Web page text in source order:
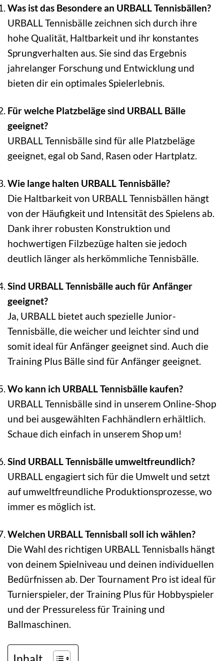
Was ist das Besondere an URBALL Tennisbällen?
URBALL Tennisbälle zeichnen sich durch ihre
hohe Qualität, Haltbarkeit und ihr konstantes
Sprungverhalten aus. Sie sind das Ergebnis
jahrelanger Forschung und Entwicklung und
bieten dir ein optimales Spielerlebnis.
Für welche Platzbeläge sind URBALL Bälle
geeignet?
URBALL Tennisbälle sind für alle Platzbeläge
geeignet, egal ob Sand, Rasen oder Hartplatz.
Wie lange halten URBALL Tennisbälle?
Die Haltbarkeit von URBALL Tennisbällen hängt
von der Häufigkeit und Intensität des Spielens ab.
Dank ihrer robusten Konstruktion und
hochwertigen Filzbezüge halten sie jedoch
deutlich länger als herkömmliche Tennisbälle.
Sind URBALL Tennisbälle auch für Anfänger
geeignet?
Ja, URBALL bietet auch spezielle Junior-
Tennisbälle, die weicher und leichter sind und
somit ideal für Anfänger geeignet sind. Auch die
Training Plus Bälle sind für Anfänger geeignet.
Wo kann ich URBALL Tennisbälle kaufen?
URBALL Tennisbälle sind in unserem Online-Shop
und bei ausgewählten Fachhändlern erhältlich.
Schaue dich einfach in unserem Shop um!
Sind URBALL Tennisbälle umweltfreundlich?
URBALL engagiert sich für die Umwelt und setzt
auf umweltfreundliche Produktionsprozesse, wo
immer es möglich ist.
Welchen URBALL Tennisball soll ich wählen?
Die Wahl des richtigen URBALL Tennisballs hängt
von deinem Spielniveau und deinen individuellen
Bedürfnissen ab. Der Tournament Pro ist ideal für
Turnierspieler, der Training Plus für Hobbyspieler
und der Pressureless für Training und
Ballmaschinen.
Inhalt